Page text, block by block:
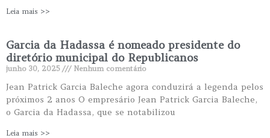
Leia mais >>
Garcia da Hadassa é nomeado presidente do
diretório municipal do Republicanos
junho 30, 2025 Nenhum comentário
Jean Patrick Garcia Baleche agora conduzirá a legenda pelos
próximos 2 anos O empresário Jean Patrick Garcia Baleche,
o Garcia da Hadassa, que se notabilizou
Leia mais >>